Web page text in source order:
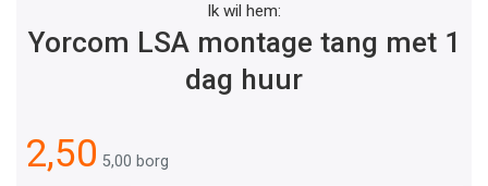
Ik wil hem:
Yorcom LSA montage tang met 1
dag huur
2,50 5,00 borg